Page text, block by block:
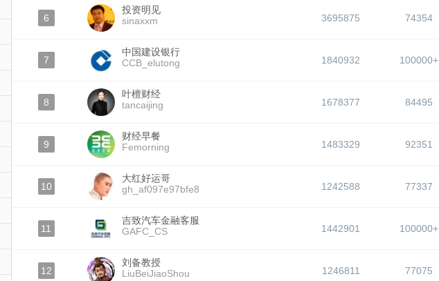
6
投资明见
sinaxxm
3695875 74354
7
中国建设银行
CCB_elutong
1840932 100000+
8
叶檀财经
tancaijing
1678377 84495
9
财经早餐
Femorning
1483329 92351
10
大红好运哥
gh_af097e97bfe8
1242588 77337
11
吉致汽车金融客服
GAFC_CS
1442901 100000+
12
刘备教授
LiuBeiJiaoShou
1246811 77075